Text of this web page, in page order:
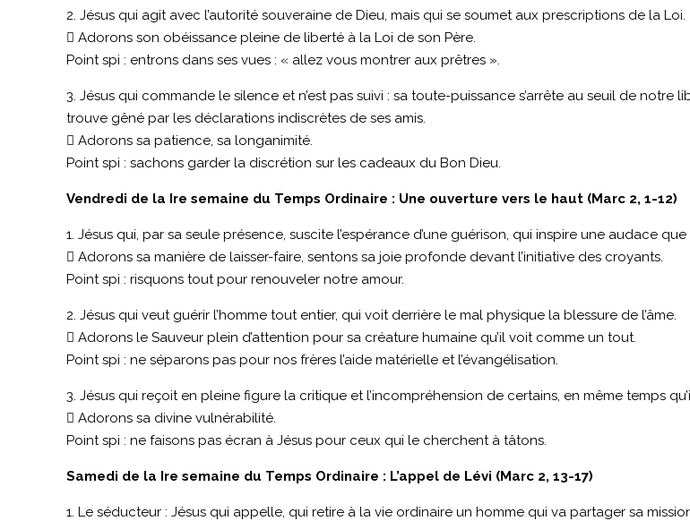
2. Jésus qui agit avec l’autorité souveraine de Dieu, mais qui se soumet aux prescriptions de la Loi.
 Adorons son obéissance pleine de liberté à la Loi de son Père.
Point spi : entrons dans ses vues : « allez vous montrer aux prêtres ».
3. Jésus qui commande le silence et n’est pas suivi : sa toute-puissance s’arrête au seuil de
trouve gêné par les déclarations indiscrètes de ses amis.
 Adorons sa patience, sa longanimité.
Point spi : sachons garder la discrétion sur les cadeaux du Bon Dieu.
Vendredi de la Ire semaine du Temps Ordinaire : Une ouverture vers le haut (Marc 2, 1-12)
1. Jésus qui, par sa seule présence, suscite l’espérance d’une guérison, qui inspire une audace
 Adorons sa manière de laisser-faire, sentons sa joie profonde devant l’initiative des croyants.
Point spi : risquons tout pour renouveler notre amour.
2. Jésus qui veut guérir l’homme tout entier, qui voit derrière le mal physique la blessure de l’âme.
 Adorons le Sauveur plein d’attention pour sa créature humaine qu’il voit comme un tout.
Point spi : ne séparons pas pour nos frères l’aide matérielle et l’évangélisation.
3. Jésus qui reçoit en pleine figure la critique et l’incompréhension de certains, en même temps
 Adorons sa divine vulnérabilité.
Point spi : ne faisons pas écran à Jésus pour ceux qui le cherchent à tâtons.
Samedi de la Ire semaine du Temps Ordinaire : L’appel de Lévi (Marc 2, 13-17)
1. Le séducteur : Jésus qui appelle, qui retire à la vie ordinaire un homme qui va partager sa